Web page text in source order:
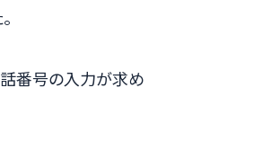
番号の入力が求め